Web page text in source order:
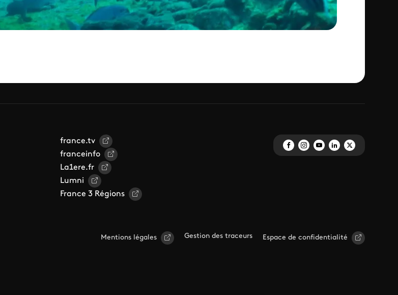
france.tv
franceinfo
La1ere.fr
Lumni
France 3 Régions
Mentions légales Gestion des traceurs Espace de confidentialité